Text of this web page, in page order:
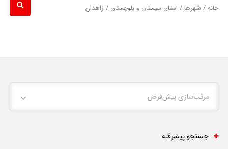
خانه / شهرها / استان سیستان و بلوچستان / زاهدان
مرتب‌سازی پیش‌فرض
جستجو پیشرفته